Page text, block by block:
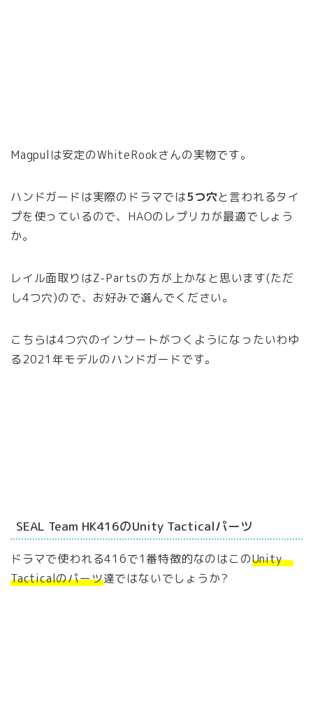
Magpulは安定のWhiteRookさんの実物です。
ハンドガードは実際のドラマでは5つ穴と言われるタイ
プを使っているので、HAOのレプリカが最適でしょう
か。
レイル面取りはZ-Partsの方が上かなと思います(ただ
し4つ穴)ので、お好みで選んでください。
こちらは4つ穴のインサートがつくようになったいわゆ
る2021年モデルのハンドガードです。
SEAL Team HK416のUnity Tacticalパーツ
ドラマで使われる416で1番特徴的なのはこのUnity
Tacticalのパーツ達ではないでしょうか?